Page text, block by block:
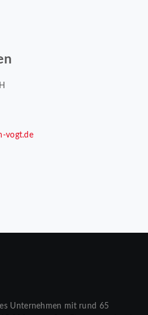
vogt.de
Unternehmen mit rund 65